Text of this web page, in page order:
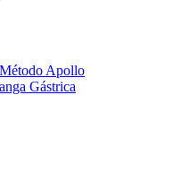
Apollo
Gástrica